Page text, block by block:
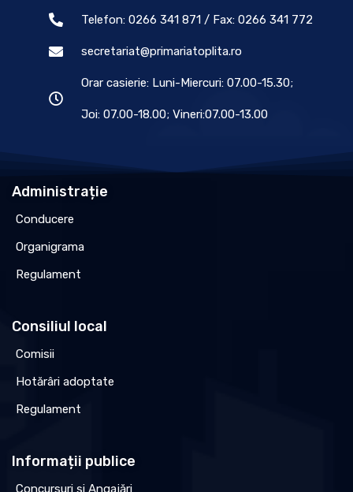
Telefon: 0266 341 871 / Fax: 0266 341 772
secretariat@primariatoplita.ro
Orar casierie: Luni-Miercuri: 07.00-15.30;
Joi: 07.00-18.00; Vineri:07.00-13.00
Administrație
Conducere
Organigrama
Regulament
Consiliul local
Comisii
Hotărâri adoptate
Regulament
Informații publice
Concursuri și Angajări